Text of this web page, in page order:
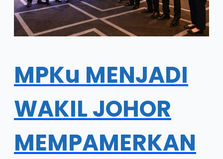
MPKu MENJADI
WAKIL JOHOR
MEMPAMERKAN